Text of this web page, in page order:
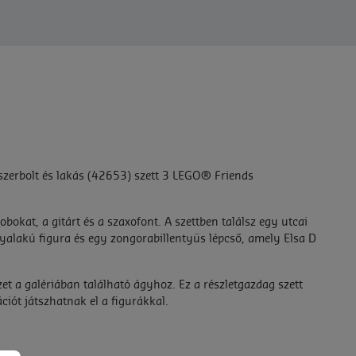
és lakás (42653) szett 3 LEGO® Friends
a gitárt és a szaxofont. A szettben találsz egy utcai
figura és egy zongorabillentyűs lépcső, amely Elsa D
a galériában található ágyhoz. Ez a részletgazdag szett
játszhatnak el a figurákkal.